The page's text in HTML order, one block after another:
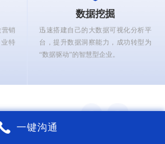
销
特
数据挖掘
迅速搭建自己的大数据可视化分析平
台，提升数据洞察能力，成功转型为
“数据驱动”的智慧型企业。
互动核心能力
一键沟通